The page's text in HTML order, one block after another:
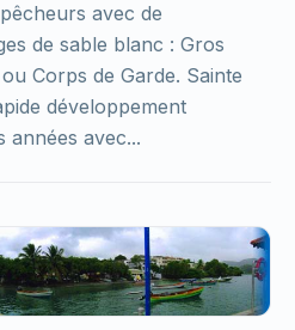
avec de
de sable blanc : Gros
Corps de Garde. Sainte
développement
années avec...